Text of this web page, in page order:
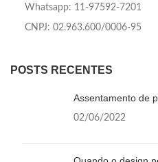
Whatsapp: 11-97592-7201
CNPJ: 02.963.600/0006-95
POSTS RECENTES
Assentamento de
02/06/2022